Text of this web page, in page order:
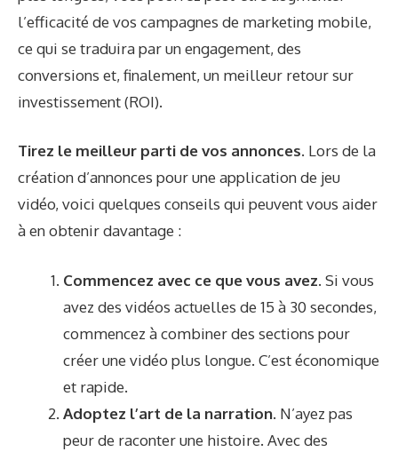
l’efficacité de vos campagnes de marketing mobile,
ce qui se traduira par un engagement, des
conversions et, finalement, un meilleur retour sur
investissement (ROI).
Tirez le meilleur parti de vos annonces. Lors de la
création d’annonces pour une application de jeu
vidéo, voici quelques conseils qui peuvent vous aider
à en obtenir davantage :
Commencez avec ce que vous avez. Si vous
avez des vidéos actuelles de 15 à 30 secondes,
commencez à combiner des sections pour
créer une vidéo plus longue. C’est économique
et rapide.
Adoptez l’art de la narration. N’ayez pas
peur de raconter une histoire. Avec des